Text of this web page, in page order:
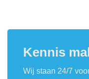
Kennis
Wij staan 24/7